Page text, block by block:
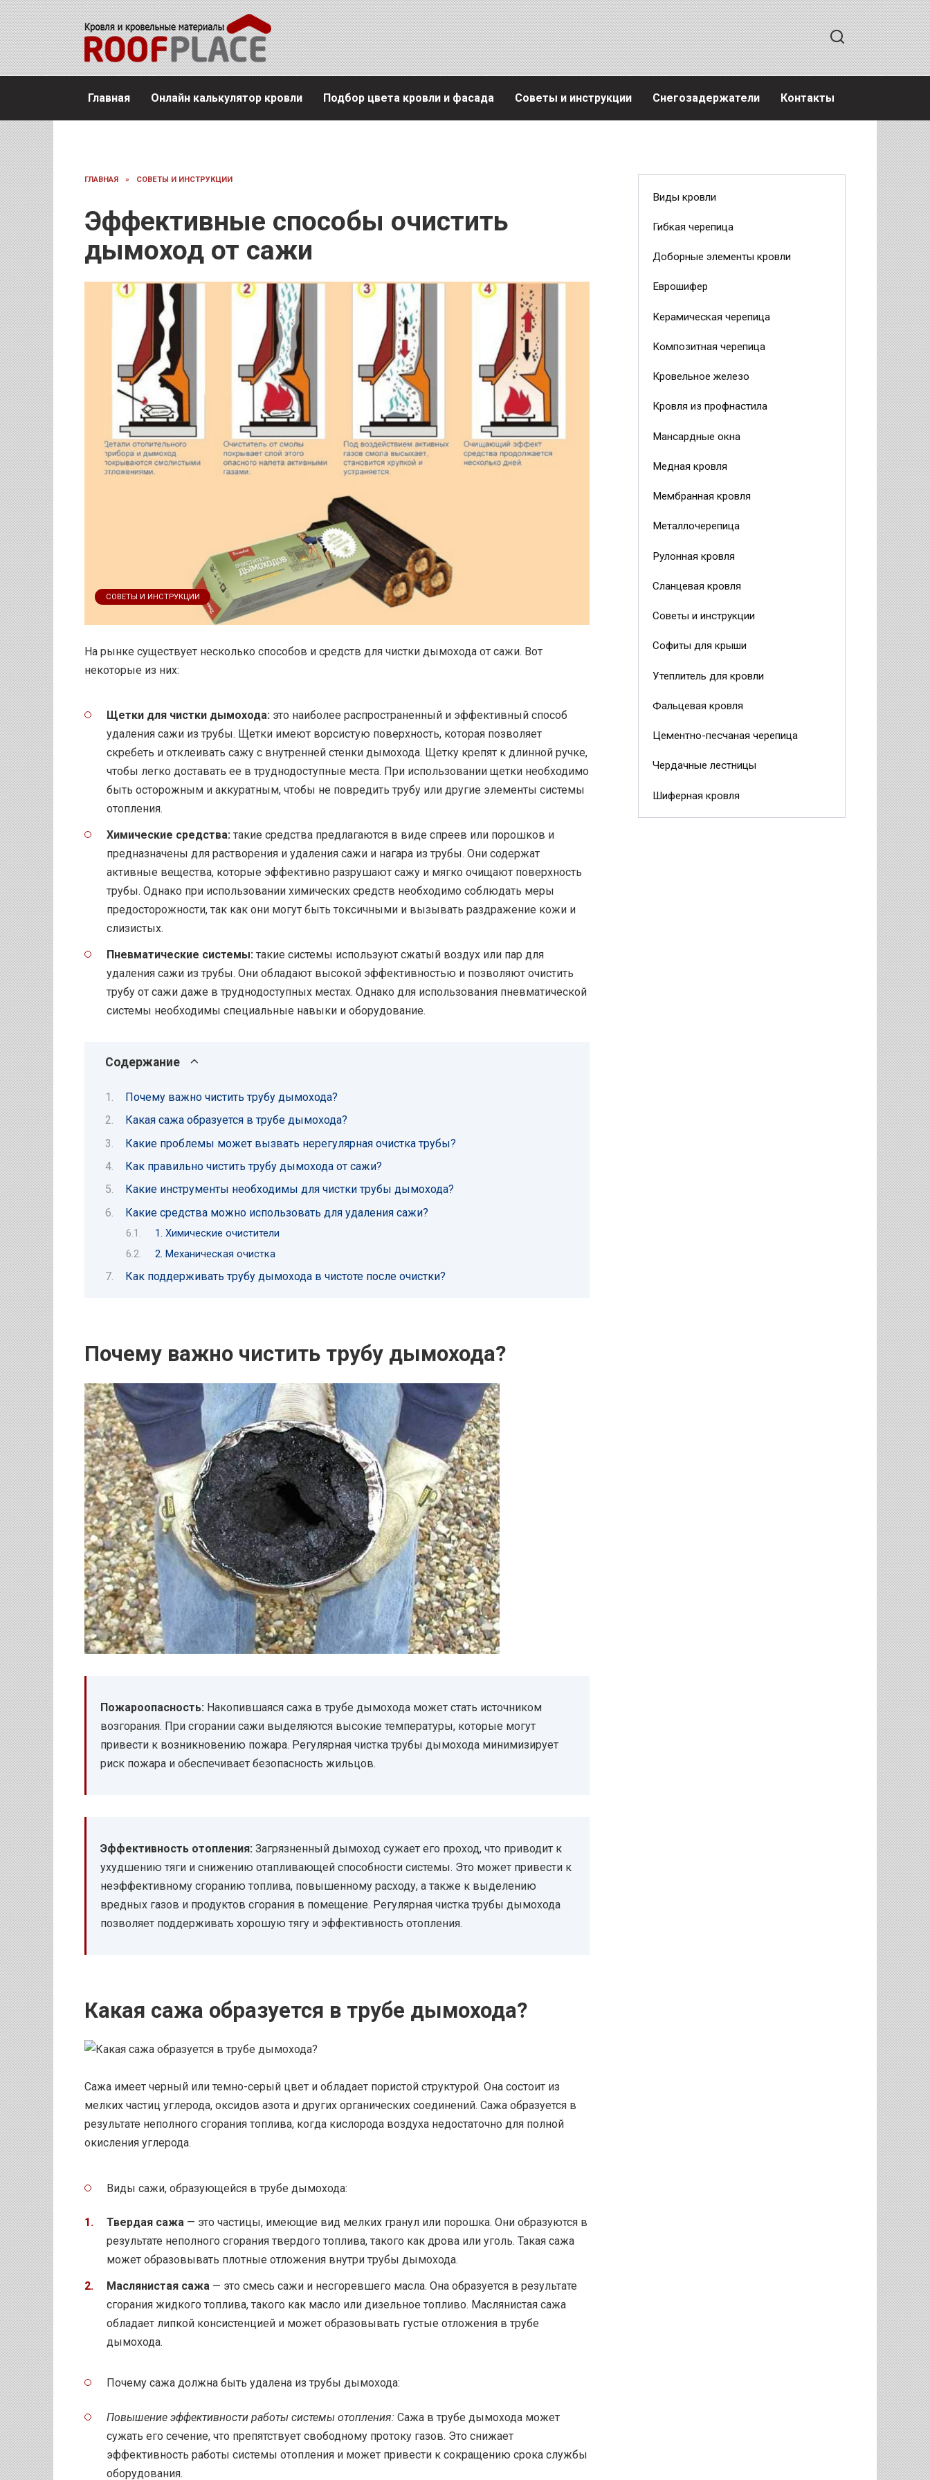
Перейти
к
содержанию
Главная Онлайн калькулятор кровли Подбор цвета кровли и фасада Советы и инструкции Снегозадержатели Контакты
ГЛАВНАЯ » СОВЕТЫ И ИНСТРУКЦИИ
Эффективные способы очистить
дымоход от сажи
СОВЕТЫ И ИНСТРУКЦИИ
На рынке существует несколько способов и средств для чистки дымохода от сажи. Вот
некоторые из них:
Щетки для чистки дымохода: это наиболее распространенный и эффективный способ
удаления сажи из трубы. Щетки имеют ворсистую поверхность, которая позволяет
скребеть и отклеивать сажу с внутренней стенки дымохода. Щетку крепят к длинной ручке,
чтобы легко доставать ее в труднодоступные места. При использовании щетки необходимо
быть осторожным и аккуратным, чтобы не повредить трубу или другие элементы системы
отопления.
Химические средства: такие средства предлагаются в виде спреев или порошков и
предназначены для растворения и удаления сажи и нагара из трубы. Они содержат
активные вещества, которые эффективно разрушают сажу и мягко очищают поверхность
трубы. Однако при использовании химических средств необходимо соблюдать меры
предосторожности, так как они могут быть токсичными и вызывать раздражение кожи и
слизистых.
Пневматические системы: такие системы используют сжатый воздух или пар для
удаления сажи из трубы. Они обладают высокой эффективностью и позволяют очистить
трубу от сажи даже в труднодоступных местах. Однако для использования пневматической
системы необходимы специальные навыки и оборудование.
Содержание
Почему важно чистить трубу дымохода?
Какая сажа образуется в трубе дымохода?
Какие проблемы может вызвать нерегулярная очистка трубы?
Как правильно чистить трубу дымохода от сажи?
Какие инструменты необходимы для чистки трубы дымохода?
Какие средства можно использовать для удаления сажи?
1. Химические очистители
2. Механическая очистка
Как поддерживать трубу дымохода в чистоте после очистки?
Почему важно чистить трубу дымохода?
Пожароопасность: Накопившаяся сажа в трубе дымохода может стать источником
возгорания. При сгорании сажи выделяются высокие температуры, которые могут
привести к возникновению пожара. Регулярная чистка трубы дымохода минимизирует
риск пожара и обеспечивает безопасность жильцов.
Эффективность отопления: Загрязненный дымоход сужает его проход, что приводит к
ухудшению тяги и снижению отапливающей способности системы. Это может привести к
неэффективному сгоранию топлива, повышенному расходу, а также к выделению
вредных газов и продуктов сгорания в помещение. Регулярная чистка трубы дымохода
позволяет поддерживать хорошую тягу и эффективность отопления.
Какая сажа образуется в трубе дымохода?
Сажа имеет черный или темно-серый цвет и обладает пористой структурой. Она состоит из
мелких частиц углерода, оксидов азота и других органических соединений. Сажа образуется в
результате неполного сгорания топлива, когда кислорода воздуха недостаточно для полной
окисления углерода.
Виды сажи, образующейся в трубе дымохода:
Твердая сажа — это частицы, имеющие вид мелких гранул или порошка. Они образуются в
результате неполного сгорания твердого топлива, такого как дрова или уголь. Такая сажа
может образовывать плотные отложения внутри трубы дымохода.
Маслянистая сажа — это смесь сажи и несгоревшего масла. Она образуется в результате
сгорания жидкого топлива, такого как масло или дизельное топливо. Маслянистая сажа
обладает липкой консистенцией и может образовывать густые отложения в трубе
дымохода.
Почему сажа должна быть удалена из трубы дымохода:
Повышение эффективности работы системы отопления: Сажа в трубе дымохода может
сужать его сечение, что препятствует свободному протоку газов. Это снижает
эффективность работы системы отопления и может привести к сокращению срока службы
оборудования.
Виды кровли
Гибкая черепица
Доборные элементы кровли
Еврошифер
Керамическая черепица
Композитная черепица
Кровельное железо
Кровля из профнастила
Мансардные окна
Медная кровля
Мембранная кровля
Металлочерепица
Рулонная кровля
Сланцевая кровля
Советы и инструкции
Софиты для крыши
Утеплитель для кровли
Фальцевая кровля
Цементно-песчаная черепица
Чердачные лестницы
Шиферная кровля